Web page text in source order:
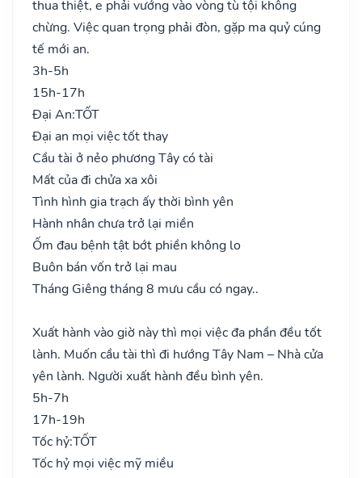
thua thiệt, e phải vướng vào vòng tù tội không
chừng. Việc quan trọng phải đòn, gặp ma quỷ cúng
tế mới an.
3h-5h
15h-17h
Đại An:TỐT
Đại an mọi việc tốt thay
Cầu tài ở nẻo phương Tây có tài
Mất của đi chửa xa xôi
Tình hình gia trạch ấy thời bình yên
Hành nhân chưa trở lại miền
Ốm đau bệnh tật bớt phiền không lo
Buôn bán vốn trở lại mau
Tháng Giêng tháng 8 mưu cầu có ngay..
Xuất hành vào giờ này thì mọi việc đa phần đều tốt
lành. Muốn cầu tài thì đi hướng Tây Nam – Nhà cửa
yên lành. Người xuất hành đều bình yên.
5h-7h
17h-19h
Tốc hỷ:TỐT
Tốc hỷ mọi việc mỹ miều